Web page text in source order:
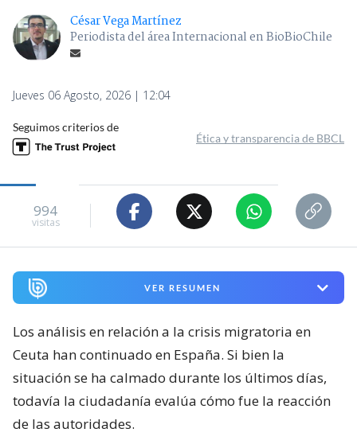
César Vega Martínez
Periodista del área Internacional en BioBioChile
Jueves 06 Agosto, 2026 | 12:04
Seguimos criterios de
Ética y transparencia de BBCL
994
visitas
VER RESUMEN
Los análisis en relación a la crisis migratoria en
Ceuta han continuado en España. Si bien la
situación se ha calmado durante los últimos días,
todavía la ciudadanía evalúa cómo fue la reacción
de las autoridades.